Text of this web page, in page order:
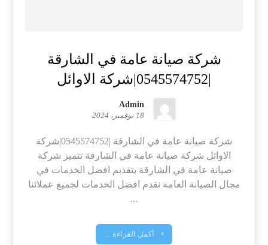
شركة صيانة عامة في الشارقة
Admin
18 نوفمبر، 2024
شركة صيانة عامة في الشارقة |0545574752|شركة
الاوائل شركة صيانة عامة في الشارقة تتميز شركة
صيانة عامة في الشارقة بتقديم افضل الخدمات في
مجال الصيانة العامة نقدم افضل الخدمات لجميع عملائنا
...
أكمل القراءة ...